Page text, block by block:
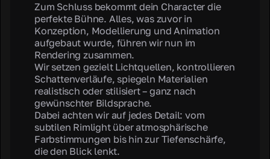
Zum Schluss bekommt dein Character die
perfekte Bühne. Alles, was zuvor in
Konzeption, Modellierung und Animation
aufgebaut wurde, führen wir nun im
Rendering zusammen.
Wir setzen gezielt Lichtquellen, kontrollieren
Schattenverläufe, spiegeln Materialien
realistisch oder stilisiert – ganz nach
gewünschter Bildsprache.
Dabei achten wir auf jedes Detail: vom
subtilen Rimlight über atmosphärische
Farbstimmungen bis hin zur Tiefenschärfe,
die den Blick lenkt.